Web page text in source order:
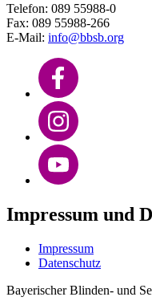
Telefon: 089 55988-0
Fax: 089 55988-266
E-Mail: info@bbsb.org
Impressum und
Impressum
Datenschutz
Bayerischer Blinden- und